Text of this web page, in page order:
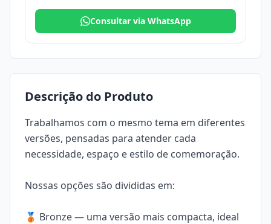
Consultar via WhatsApp
Descrição do Produto
Trabalhamos com o mesmo tema em diferentes
versões, pensadas para atender cada
necessidade, espaço e estilo de comemoração.
Nossas opções são divididas em:
🥉 Bronze — uma versão mais compacta, ideal